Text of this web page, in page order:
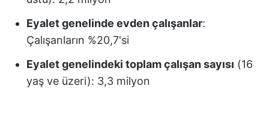
Eyalet genelinde evden çalışanlar:
Çalışanların %20,7'si
Eyalet genelindeki toplam çalışan sayısı (16
yaş ve üzeri): 3,3 milyon